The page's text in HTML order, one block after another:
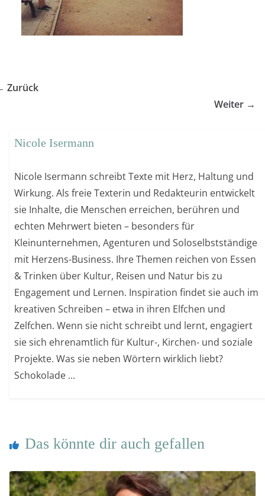
Zurück
Weiter →
Nicole Isermann
Nicole Isermann schreibt Texte mit Herz, Haltung und
Wirkung. Als freie Texterin und Redakteurin entwickelt
sie Inhalte, die Menschen erreichen, berühren und
echten Mehrwert bieten – besonders für
Kleinunternehmen, Agenturen und Soloselbstständige
mit Herzens-Business. Ihre Themen reichen von Essen
& Trinken über Kultur, Reisen und Natur bis zu
Engagement und Lernen. Inspiration findet sie auch im
kreativen Schreiben – etwa in ihren Elfchen und
Zelfchen. Wenn sie nicht schreibt und lernt, engagiert
sie sich ehrenamtlich für Kultur-, Kirchen- und soziale
Projekte. Was sie neben Wörtern wirklich liebt?
Schokolade ...
Das könnte dir auch gefallen